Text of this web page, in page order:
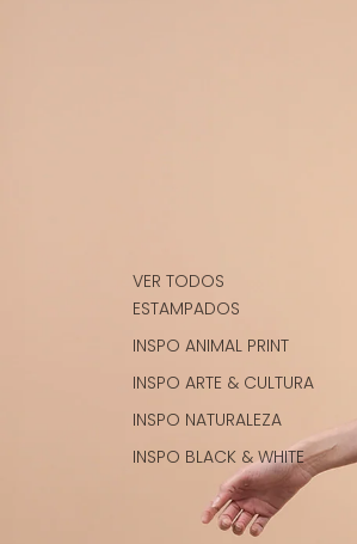
VER TODOS
ESTAMPADOS
INSPO ANIMAL PRINT
INSPO ARTE & CULTURA
INSPO NATURALEZA
INSPO BLACK & WHITE